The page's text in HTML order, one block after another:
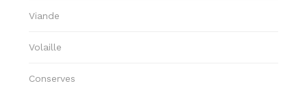
Viande
Volaille
Conserves